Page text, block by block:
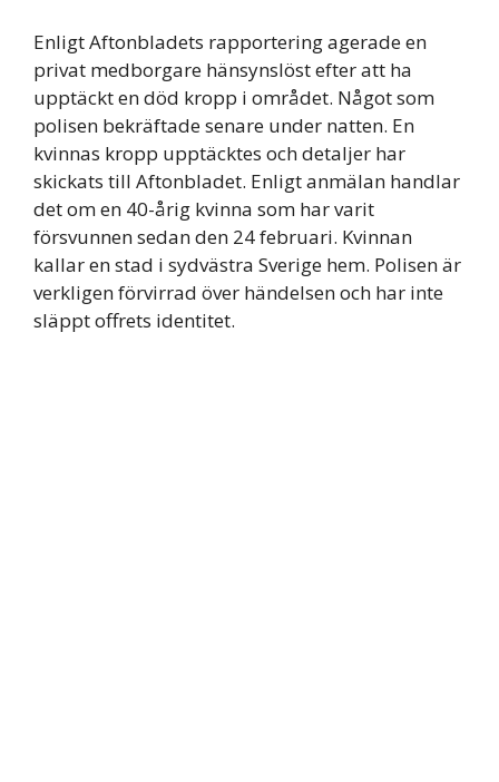
Enligt Aftonbladets rapportering agerade en
privat medborgare hänsynslöst efter att ha
upptäckt en död kropp i området. Något som
polisen bekräftade senare under natten. En
kvinnas kropp upptäcktes och detaljer har
skickats till Aftonbladet. Enligt anmälan handlar
det om en 40-årig kvinna som har varit
försvunnen sedan den 24 februari. Kvinnan
kallar en stad i sydvästra Sverige hem. Polisen är
verkligen förvirrad över händelsen och har inte
släppt offrets identitet.